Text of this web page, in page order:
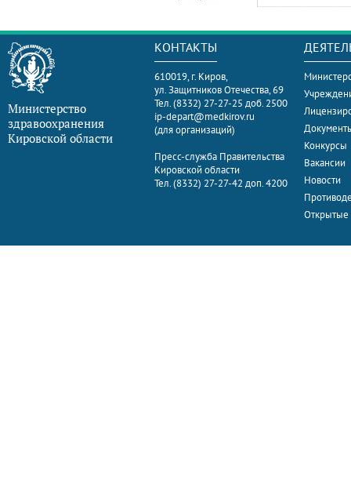
Министерство
здравоохранения
Кировской области
КОНТАКТЫ
610019, г. Киров,
ул. Защитников Отечества, 69
Тел. (8332) 27-27-25 доб. 2500
ip-depart@medkirov.ru
(для организаций)
Пресс-служба Правительства
Кировской области
Тел. (8332) 27-27-42 доп. 4200
Конкурсы
Вакансии
Новости